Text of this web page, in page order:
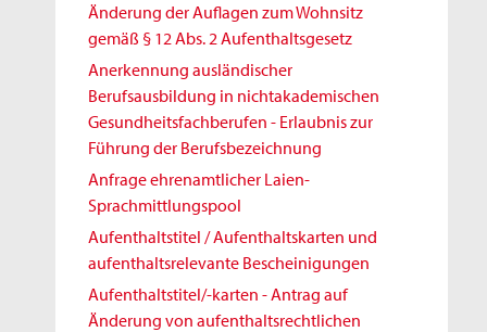
Änderung der Auflagen zum Wohnsitz
gemäß § 12 Abs. 2 Aufenthaltsgesetz
Anerkennung ausländischer
Berufsausbildung in nichtakademischen
Gesundheitsfachberufen - Erlaubnis zur
Führung der Berufsbezeichnung
Anfrage ehrenamtlicher Laien-
Sprachmittlungspool
Aufenthaltstitel / Aufenthaltskarten und
aufenthaltsrelevante Bescheinigungen
Aufenthaltstitel/-karten - Antrag auf
Änderung von aufenthaltsrechtlichen